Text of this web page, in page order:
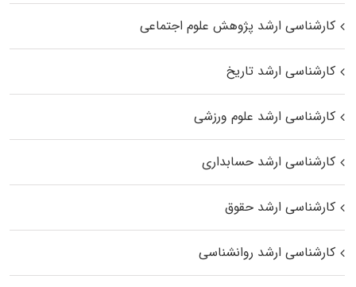
کارشناسی ارشد پژوهش علوم اجتماعی
کارشناسی ارشد تاریخ
کارشناسی ارشد علوم ورزشی
کارشناسی ارشد حسابداری
کارشناسی ارشد حقوق
کارشناسی ارشد روانشناسی